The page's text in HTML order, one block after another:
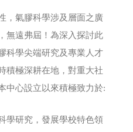
，氣膠科學涉及層面之廣
無遠弗屆！為深入探討此
科學尖端研究及專業人才
積極深耕在地，對重大社
中心設立以來積極致力於:
學研究，發展學校特色領